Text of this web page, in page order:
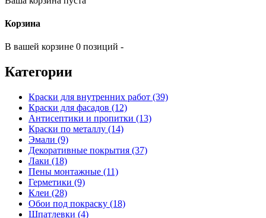
Корзина
В вашей корзине 0 позиций -
Категории
Краски для внутренних работ (39)
Краски для фасадов (12)
Антисептики и пропитки (13)
Краски по металлу (14)
Эмали (9)
Декоративные покрытия (37)
Лаки (18)
Пены монтажные (11)
Герметики (9)
Клеи (28)
Обои под покраску (18)
Шпатлевки (4)